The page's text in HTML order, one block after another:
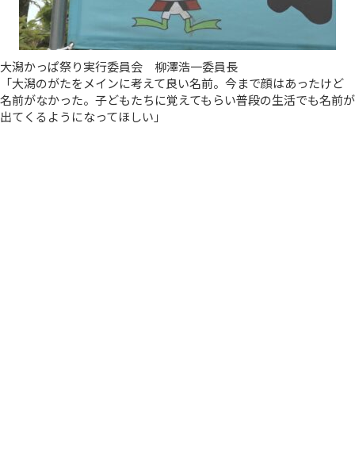
大潟かっぱ祭り実行委員会 柳澤浩一委員長
「大潟のがたをメインに考えて良い名前。今まで顔はあったけど
名前がなかった。子どもたちに覚えてもらい普段の生活でも名前が
出てくるようになってほしい」